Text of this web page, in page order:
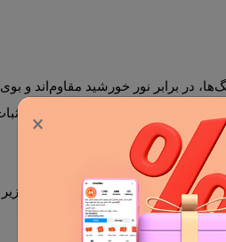
مهم است. برندهای معتبر معمولاً ثبات
برندهای معتبر ویژگی‌های زیر را حفظ می‌کنند:
×